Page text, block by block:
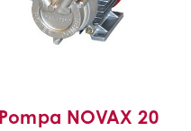
Pompa NOVAX 20